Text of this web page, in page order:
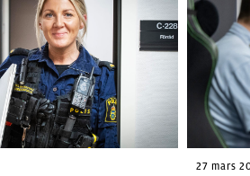
27 mars